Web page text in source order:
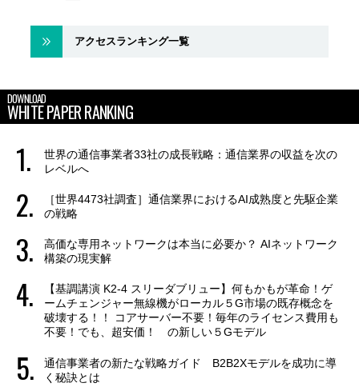
アクセスランキング一覧
DOWNLOAD
WHITE PAPER RANKING
世界の通信事業者33社の成長戦略：通信業界の収益を次の
レベルへ
［世界4473社調査］通信業界におけるAI成熟度と先駆企業
の戦略
高価な専用ネットワークは本当に必要か？ AIネットワーク
構築の現実解
【基調講演 K2-4 スリーダブリュー】何もかもが革命！ゲ
ームチェンジャー無線機がローカル５G市場の既存概念を
破壊する！！ コアサーバー不要！毎年のライセンス費用も
不要！でも、超安価！ の新しい５Gモデル
通信事業者の新たな戦略ガイド B2B2Xモデルを成功に導
く秘訣とは